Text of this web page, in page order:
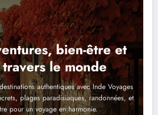
bien-être et
le monde
authentiques avec Inde Voyages
plages paradisiaques, randonnées, et
pour un voyage en harmonie.